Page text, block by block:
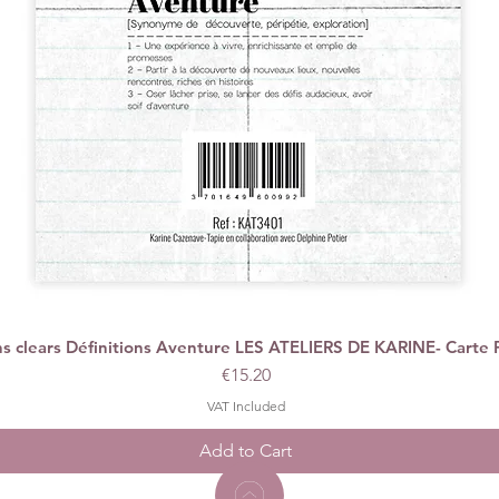
Quick View
clears Définitions Aventure LES ATELIERS DE KARINE- Carte
Price
€15.20
VAT Included
Add to Cart